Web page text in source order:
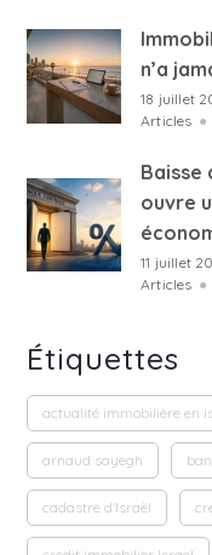
n’a
18 juillet
Articles ●
Baisse
ouvre
11 juillet
Articles ●
Étiquettes
actualité immobilière en
arnaud sayegh
cadastre d'Israël